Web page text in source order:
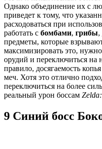
Однако объединение их с
приведет к тому, что
расходоваться при
работать с бомбами, грибы,
предметы, которые
максимизировать это,
орудий и переключиться
правило, досягаемость
меч. Хотя это отлично
переключиться на более
реальный урон боссам
9 Синий босс